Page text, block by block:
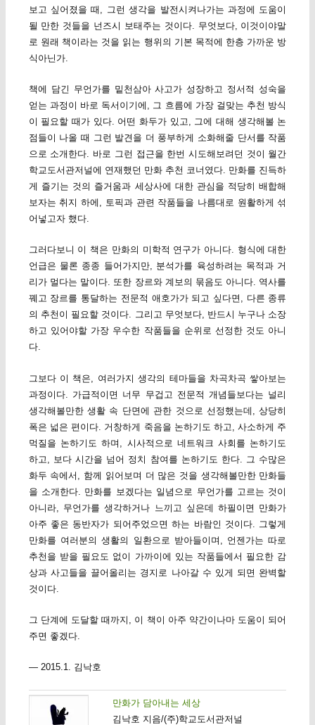
보고 싶어졌을 때, 그런 생각을 발전시켜나가는 과정에 도움이
될 만한 것들을 넌즈시 보태주는 것이다. 무엇보다, 이것이야말
로 원래 책이라는 것을 읽는 행위의 기본 목적에 한층 가까운 방
식아닌가.
책에 담긴 무언가를 밑천삼아 사고가 성장하고 정서적 성숙을
얻는 과정이 바로 독서이기에, 그 흐름에 가장 걸맞는 추천 방식
이 필요할 때가 있다. 어떤 화두가 있고, 그에 대해 생각해볼 논
점들이 나올 때 그런 발견을 더 풍부하게 소화해줄 단서를 작품
으로 소개한다. 바로 그런 접근을 한번 시도해보려던 것이 월간
학교도서관저널에 연재했던 만화 추천 코너였다. 만화를 진득하
게 즐기는 것의 즐거움과 세상사에 대한 관심을 적당히 배합해
보자는 취지 하에, 토픽과 관련 작품들을 나름대로 원활하게 섞
어넣고자 했다.
그러다보니 이 책은 만화의 미학적 연구가 아니다. 형식에 대한
언급은 물론 종종 들어가지만, 분석가를 육성하려는 목적과 거
리가 멀다는 말이다. 또한 장르와 계보의 묶음도 아니다. 역사를
꿰고 장르를 통달하는 전문적 애호가가 되고 싶다면, 다른 종류
의 추천이 필요할 것이다. 그리고 무엇보다, 반드시 누구나 소장
하고 있어야할 가장 우수한 작품들을 순위로 선정한 것도 아니
다.
그보다 이 책은, 여러가지 생각의 테마들을 차곡차곡 쌓아보는
과정이다. 가급적이면 너무 무겁고 전문적 개념들보다는 널리
생각해볼만한 생활 속 단면에 관한 것으로 선정했는데, 상당히
폭은 넓은 편이다. 거창하게 죽음을 논하기도 하고, 사소하게 주
먹질을 논하기도 하며, 시사적으로 네트워크 사회를 논하기도
하고, 보다 시간을 넘어 정치 참여를 논하기도 한다. 그 수많은
화두 속에서, 함께 읽어보며 더 많은 것을 생각해볼만한 만화들
을 소개한다. 만화를 보겠다는 일념으로 무언가를 고르는 것이
아니라, 무언가를 생각하거나 느끼고 싶은데 하필이면 만화가
아주 좋은 동반자가 되어주었으면 하는 바람인 것이다. 그렇게
만화를 여러분의 생활의 일환으로 받아들이며, 언젠가는 따로
추천을 받을 필요도 없이 가까이에 있는 작품들에서 필요한 감
상과 사고들을 끌어올리는 경지로 나아갈 수 있게 되면 완벽할
것이다.
그 단계에 도달할 때까지, 이 책이 아주 약간이나마 도움이 되어
주면 좋겠다.
— 2015.1. 김낙호
만화가 담아내는 세상
김낙호 지음/(주)학교도서관저널